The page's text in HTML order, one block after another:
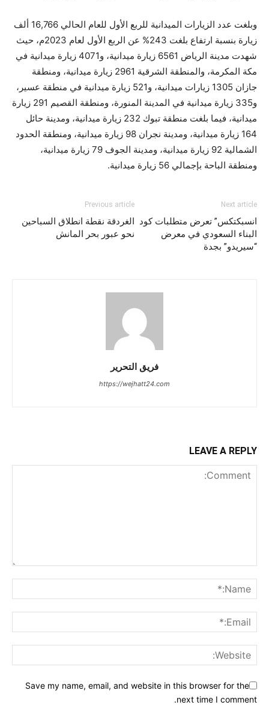
وبلغت عدد الزيارات الميدانية للربع الأول للعام الحالي 16,766 ألف
زيارة بنسبة ارتفاع بلغت 243% عن الربع الأول لعام 2023م، حيث
شهدت مدينة الرياض 6561 زيارة ميدانية، و4071 زيارة ميدانية في
مكة المكرمة، والمنطقة الشرقية 2961 زيارة ميدانية، ومنطقة
جازان 1305 زيارات ميدانية، و521 زيارة ميدانية في منطقة عسير،
و335 زيارة ميدانية في المدينة المنورة، ومنطقة القصيم 291 زيارة
ميدانية، فيما بلغت منطقة تبوك 232 زيارة ميدانية، ومدينة حائل
164 زيارة ميدانية، ومدينة نجران 98 زيارة ميدانية، ومنطقة الحدود
الشمالية 92 زيارة ميدانية، ومدينة الجوف 79 زيارة ميدانية،
ومنطقة الباحة بإجمالي 56 زيارة ميدانية.
Previous article
الغردقة نقطة انطلاق السباحين
نحو عبور بحر المانش
Next article
انسبكتكس” تعرض متطلبات كود
البناء السعودي في معرض
“سيريدو” بجدة
فريق التحرير
https://wejhatt24.com
LEAVE A REPLY
Save my name, email, and website in this browser for the
next time I comment.